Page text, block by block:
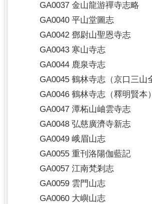
GA0037 金山龍游禪寺志略
GA0040 平山堂圖志
GA0042 鄧尉山聖恩寺志
GA0043 寒山寺志
GA0044 鹿泉寺志
GA0045 鶴林寺志（京口三山
GA0046 鶴林寺志（釋明賢本
GA0047 潭柘山岫雲寺志
GA0048 弘慈廣濟寺新志
GA0049 峨眉山志
GA0055 重刊洛陽伽藍記
GA0057 江南梵剎志
GA0059 雲門山志
GA0060 大嶼山志